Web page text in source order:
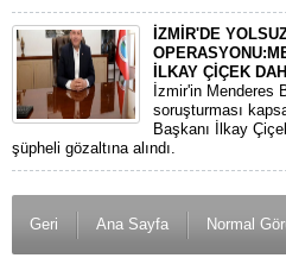
İZMİR'DE
İLKAY ÇİÇEK
​İzmir'in Menderes
soruşturması
Başkanı İlkay
şüpheli gözaltına alındı.
Geri Ana Sayfa Normal